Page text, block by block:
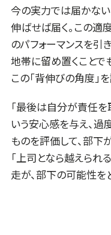
今の実力では届かな
伸ばせば届く。この適
のパフォーマンスを引
地帯に留め置くことで
この「背伸びの角度」
「最後は自分が責任を
いう安心感を与え、過
ものを評価して、部下
「上司となら越えられ
走が、部下の可能性を